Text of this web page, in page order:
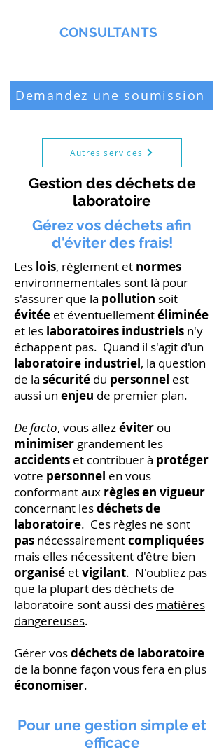
CONSULTANTS
Demandez une soumission
Autres services
Gestion des déchets de
laboratoire
Gérez vos déchets afin
d'éviter des frais!
Les lois, règlement et normes
environnementales sont là pour
s'assurer que la pollution soit
évitée et éventuellementéliminée
et les laboratoires industriels n'y
échappent pas. Quand il s'agit d'un
laboratoire industriel, la question
de la sécurité du personnel est
aussi un enjeu de premier plan.
De facto, vous allezéviter ou
minimiser grandement les
accidents et contribuer à protéger
votre personnel en vous
conformant aux règles en vigueur
concernant lesdéchets de
laboratoire. Ces règles ne sont
pas nécessairementcompliquées
mais elles nécessitent d'être bien
organisé etvigilant. N'oubliez pas
que la plupart des déchets de
laboratoire sont aussi des matières
dangereuses.
Gérer vosdéchets de laboratoire
de la bonne façon vous fera en plus
économiser.
Pour une gestion simple et
efficace